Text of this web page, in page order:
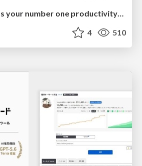
Utilizing Notion as your number one productivity tool
4 510